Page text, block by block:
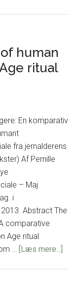
of
South
human
ritual
En komparativ
fra jernalderens
Af Pernille
– Maj
i
Abstract The
comparative
Age ritual
… [Læs mere...]